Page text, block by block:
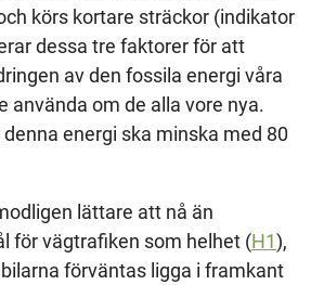
körs kortare sträckor (indikator
dessa tre faktorer för att
av den fossila energi våra
använda om de alla vore nya.
energi ska minska med 80
lättare att nå än
för vägtrafiken som helhet (H1),
förväntas ligga i framkant